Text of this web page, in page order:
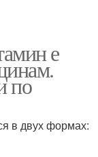
е
по
в двух формах: